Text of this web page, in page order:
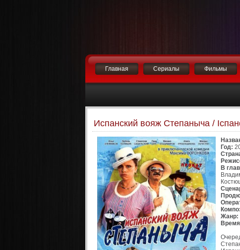
Главная Сериалы Фильмы
Испанский вояж Степаныча /
Год:
В
Жанр: